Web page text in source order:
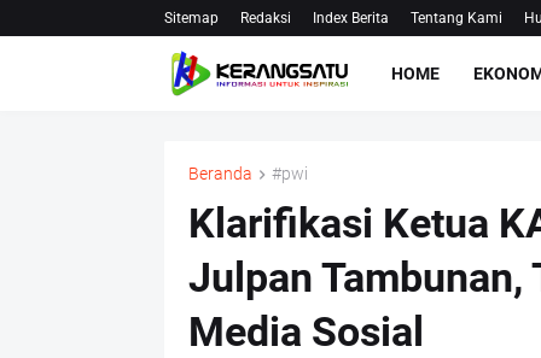
Sitemap Redaksi Index Berita Tentang Kami
HOME
Beranda #pwi
Klarifikasi Ketua
Julpan
Media Sosial